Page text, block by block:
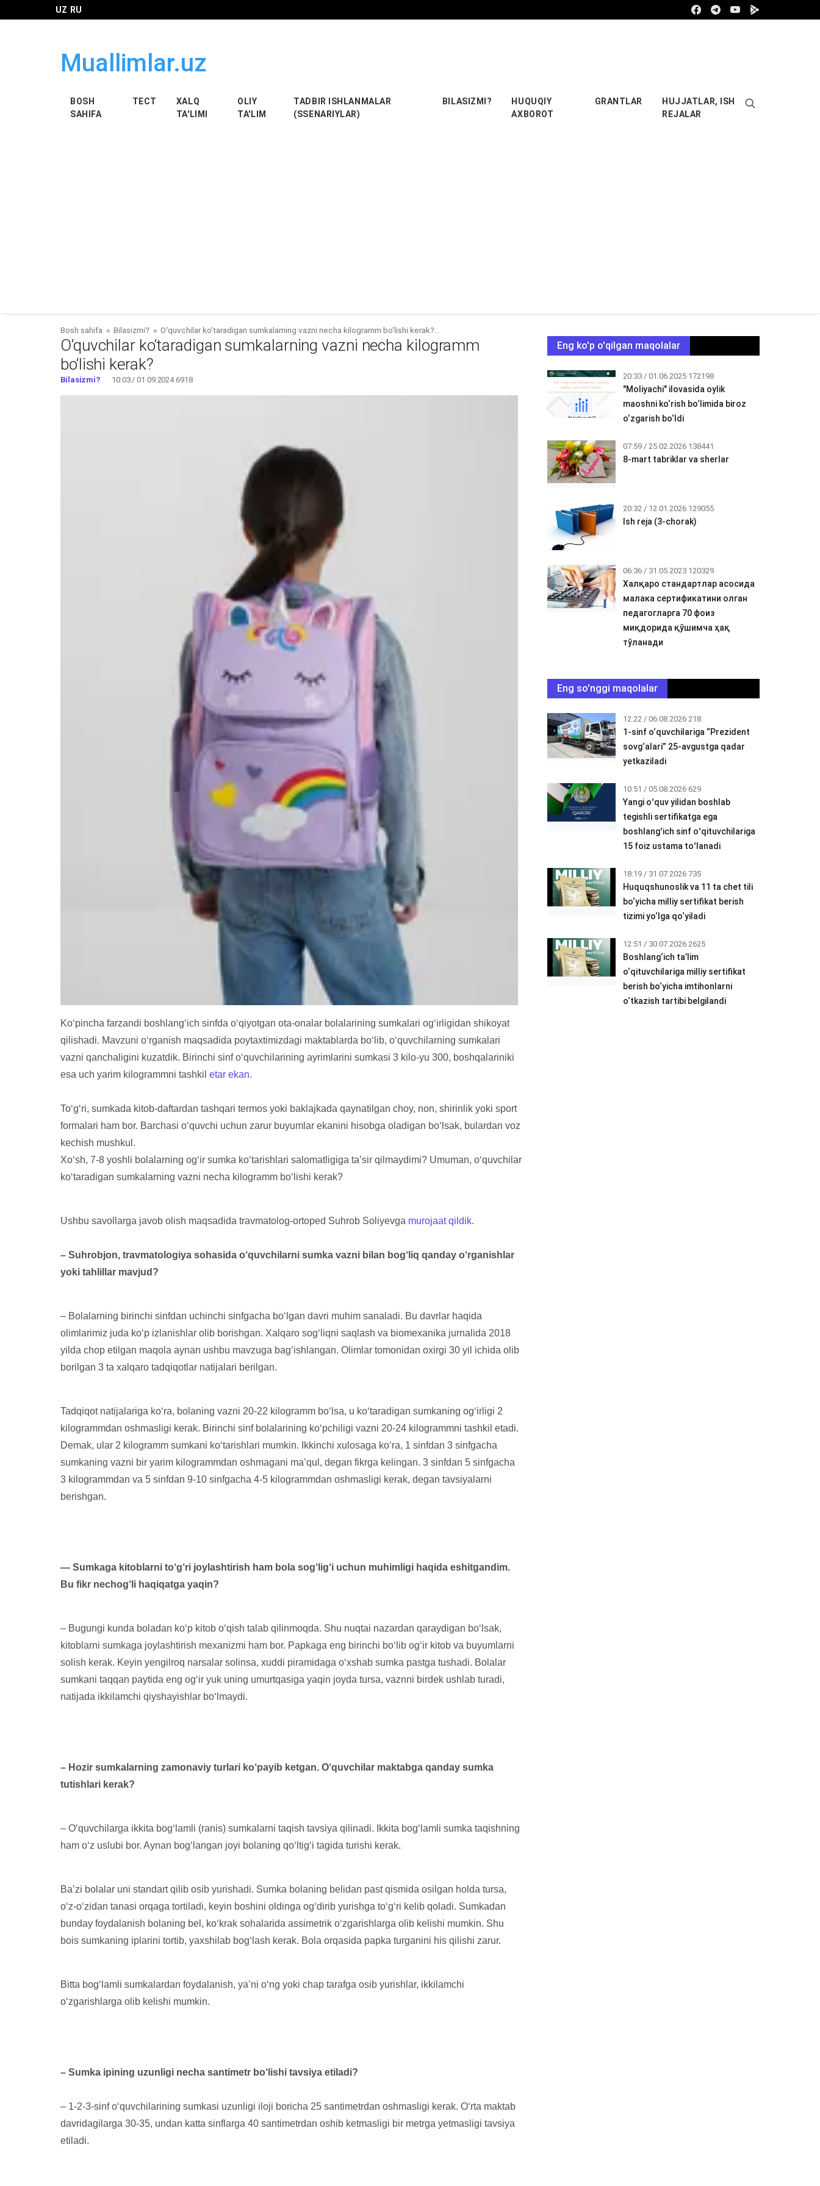
UZ RU FacebookTelegram
Youtube
Muallimlar.uz
BOSH
SAHIFA
ТЕСТ
XALQ
TA'LIMI
OLIY
TA'LIM
TADBIR ISHLANMALAR
(SSENARIYLAR)
BILASIZMI?
HUQUQIY
AXBOROT
GRANTLAR
HUJJATLAR, ISH
REJALAR
Bosh sahifa » Bilasizmi? » O‘quvchilar ko‘taradigan sumkalarning vazni necha kilogramm bo‘lishi kerak?...
O‘quvchilar ko‘taradigan sumkalarning vazni necha kilogramm
bo‘lishi kerak?
Bilasizmi? 10:03 / 01.09.20246918
Ko‘pincha farzandi boshlang‘ich sinfda o‘qiyotgan ota-onalar bolalarining sumkalari og‘irligidan shikoyat
qilishadi. Mavzuni o‘rganish maqsadida poytaxtimizdagi maktablarda bo‘lib, o‘quvchilarning sumkalari
vazni qanchaligini kuzatdik. Birinchi sinf o‘quvchilarining ayrimlarini sumkasi 3 kilo-yu 300, boshqalariniki
esa uch yarim kilogrammni tashkil etar ekan.
To‘g‘ri, sumkada kitob-daftardan tashqari termos yoki baklajkada qaynatilgan choy, non, shirinlik yoki sport
formalari ham bor. Barchasi o‘quvchi uchun zarur buyumlar ekanini hisobga oladigan bo‘lsak, bulardan voz
kechish mushkul.
Xo‘sh, 7-8 yoshli bolalarning og‘ir sumka ko‘tarishlari salomatligiga ta’sir qilmaydimi? Umuman, o‘quvchilar
ko‘taradigan sumkalarning vazni necha kilogramm bo‘lishi kerak?
Ushbu savollarga javob olish maqsadida travmatolog-ortoped Suhrob Soliyevga murojaat qildik.
– Suhrobjon, travmatologiya sohasida o‘quvchilarni sumka vazni bilan bog‘liq qanday o‘rganishlar
yoki tahlillar mavjud?
– Bolalarning birinchi sinfdan uchinchi sinfgacha bo‘lgan davri muhim sanaladi. Bu davrlar haqida
olimlarimiz juda ko‘p izlanishlar olib borishgan. Xalqaro sog‘liqni saqlash va biomexanika jurnalida 2018
yilda chop etilgan maqola aynan ushbu mavzuga bag‘ishlangan. Olimlar tomonidan oxirgi 30 yil ichida olib
borilgan 3 ta xalqaro tadqiqotlar natijalari berilgan.
Tadqiqot natijalariga ko‘ra, bolaning vazni 20-22 kilogramm bo‘lsa, u ko‘taradigan sumkaning og‘irligi 2
kilogrammdan oshmasligi kerak. Birinchi sinf bolalarining ko‘pchiligi vazni 20-24 kilogrammni tashkil etadi.
Demak, ular 2 kilogramm sumkani ko‘tarishlari mumkin. Ikkinchi xulosaga ko‘ra, 1 sinfdan 3 sinfgacha
sumkaning vazni bir yarim kilogrammdan oshmagani ma’qul, degan fikrga kelingan. 3 sinfdan 5 sinfgacha
3 kilogrammdan va 5 sinfdan 9-10 sinfgacha 4-5 kilogrammdan oshmasligi kerak, degan tavsiyalarni
berishgan.
— Sumkaga kitoblarni to‘g‘ri joylashtirish ham bola sog‘lig‘i uchun muhimligi haqida eshitgandim.
Bu fikr nechog‘li haqiqatga yaqin?
– Bugungi kunda boladan ko‘p kitob o‘qish talab qilinmoqda. Shu nuqtai nazardan qaraydigan bo‘lsak,
kitoblarni sumkaga joylashtirish mexanizmi ham bor. Papkaga eng birinchi bo‘lib og‘ir kitob va buyumlarni
solish kerak. Keyin yengilroq narsalar solinsa, xuddi piramidaga o‘xshab sumka pastga tushadi. Bolalar
sumkani taqqan paytida eng og‘ir yuk uning umurtqasiga yaqin joyda tursa, vaznni birdek ushlab turadi,
natijada ikkilamchi qiyshayishlar bo‘lmaydi.
– Hozir sumkalarning zamonaviy turlari ko‘payib ketgan. O‘quvchilar maktabga qanday sumka
tutishlari kerak?
– O‘quvchilarga ikkita bog‘lamli (ranis) sumkalarni taqish tavsiya qilinadi. Ikkita bog‘lamli sumka taqishning
ham o‘z uslubi bor. Aynan bog‘langan joyi bolaning qo‘ltig‘i tagida turishi kerak.
Ba’zi bolalar uni standart qilib osib yurishadi. Sumka bolaning belidan past qismida osilgan holda tursa,
o‘z-o‘zidan tanasi orqaga tortiladi, keyin boshini oldinga og‘dirib yurishga to‘g‘ri kelib qoladi. Sumkadan
bunday foydalanish bolaning bel, ko‘krak sohalarida assimetrik o‘zgarishlarga olib kelishi mumkin. Shu
bois sumkaning iplarini tortib, yaxshilab bog‘lash kerak. Bola orqasida papka turganini his qilishi zarur.
Bitta bog‘lamli sumkalardan foydalanish, ya’ni o‘ng yoki chap tarafga osib yurishlar, ikkilamchi
o‘zgarishlarga olib kelishi mumkin.
– Sumka ipining uzunligi necha santimetr bo‘lishi tavsiya etiladi?
– 1-2-3-sinf o‘quvchilarining sumkasi uzunligi iloji boricha 25 santimetrdan oshmasligi kerak. O‘rta maktab
davridagilarga 30-35, undan katta sinflarga 40 santimetrdan oshib ketmasligi bir metrga yetmasligi tavsiya
etiladi.
Eng ko'p o'qilgan maqolalar
20:33 / 01.06.2025 172198
"Moliyachi" ilovasida oylik
maoshni ko‘rish bo‘limida biroz
o‘zgarish bo‘ldi
07:59 / 25.02.2026 138441
8-mart tabriklar va sherlar
20:32 / 12.01.2026 129055
Ish reja (3-chorak)
06:36 / 31.05.2023 120329
Халқаро стандартлар асосида
малака сертификатини олган
педагогларга 70 фоиз
миқдорида қўшимча ҳақ
тўланади
Eng so'nggi maqolalar
12:22 / 06.08.2026 218
1-sinf o‘quvchilariga “Prezident
sovg‘alari” 25-avgustga qadar
yetkaziladi
10:51 / 05.08.2026 629
Yangi oʻquv yilidan boshlab
tegishli sertifikatga ega
boshlangʻich sinf oʻqituvchilariga
15 foiz ustama toʻlanadi
18:19 / 31.07.2026 735
Huquqshunoslik va 11 ta chet tili
bo‘yicha milliy sertifikat berish
tizimi yo‘lga qo‘yiladi
12:51 / 30.07.2026 2625
Boshlang‘ich ta’lim
o‘qituvchilariga milliy sertifikat
berish bo‘yicha imtihonlarni
o‘tkazish tartibi belgilandi